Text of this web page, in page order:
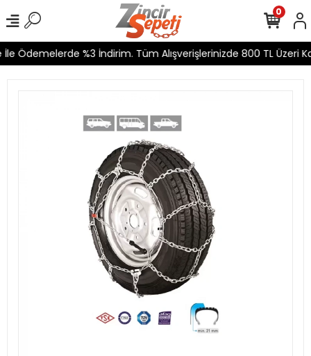
Ödemelerde %3 İndirim. Tüm Alışverişlerinizde 800 TL Üzeri
0